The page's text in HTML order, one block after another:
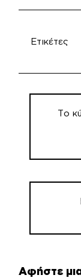
Ετικέτες
άρθρων
Το
Αφήστε